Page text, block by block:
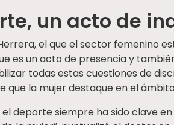
un acto de
el que el sector femenino
es un acto de presencia y
todas estas cuestiones de
que la mujer destaque en el
el deporte siempre ha sido clave